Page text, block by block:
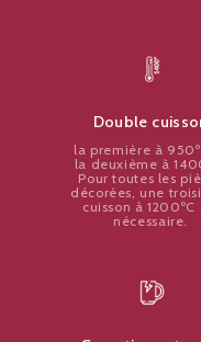
Double
la première à
la deuxième à
Pour toutes les
décorées, une
cuisson à 1200ºC
nécessaire.